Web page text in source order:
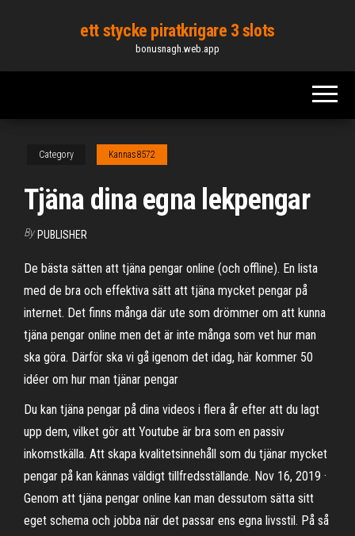
content
ett stycke piratkrigare 3 slots
bonusnagh.web.app
Category Kannas8572
Tjäna dina egna lekpengar
By PUBLISHER
De bästa sätten att tjäna pengar online (och offline). En lista
med de bra och effektiva sätt att tjäna mycket pengar på
internet. Det finns många där ute som drömmer om att kunna
tjäna pengar online men det är inte många som vet hur man
ska göra. Därför ska vi gå igenom det idag, här kommer 50
idéer om hur man tjänar pengar
Du kan tjäna pengar på dina videos i flera år efter att du lagt
upp dem, vilket gör att Youtube är bra som en passiv
inkomstkälla. Att skapa kvalitetsinnehåll som du tjänar mycket
pengar på kan kännas väldigt tillfredsställande. Nov 16, 2019 ·
Genom att tjäna pengar online kan man dessutom sätta sitt
eget schema och jobba när det passar ens egna livsstil. På så